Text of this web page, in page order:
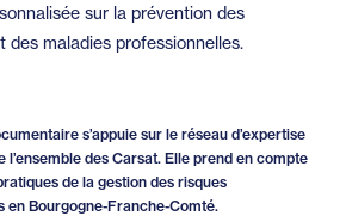
sur la prévention des
des maladies professionnelles.
s’appuie sur le réseau d’expertise
l’ensemble des Carsat. Elle prend en compte
de la gestion des risques
en Bourgogne-Franche-Comté.